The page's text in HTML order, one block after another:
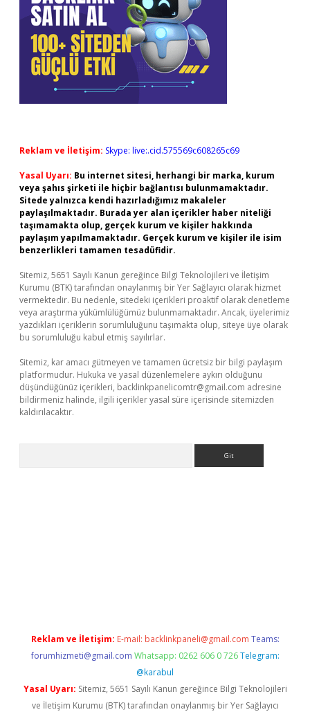
Reklam ve İletişim: Skype: live:.cid.575569c608265c69
Yasal Uyarı: Bu internet sitesi, herhangi bir marka, kurum
veya şahıs şirketi ile hiçbir bağlantısı bulunmamaktadır.
Sitede yalnızca kendi hazırladığımız makaleler
paylaşılmaktadır. Burada yer alan içerikler haber niteliği
taşımamakta olup, gerçek kurum ve kişiler hakkında
paylaşım yapılmamaktadır. Gerçek kurum ve kişiler ile isim
benzerlikleri tamamen tesadüfidir.
Sitemiz, 5651 Sayılı Kanun gereğince Bilgi Teknolojileri ve İletişim
Kurumu (BTK) tarafından onaylanmış bir Yer Sağlayıcı olarak hizmet
vermektedir. Bu nedenle, sitedeki içerikleri proaktif olarak denetleme
veya araştırma yükümlülüğümüz bulunmamaktadır. Ancak, üyelerimiz
yazdıkları içeriklerin sorumluluğunu taşımakta olup, siteye üye olarak
bu sorumluluğu kabul etmiş sayılırlar.
Sitemiz, kar amacı gütmeyen ve tamamen ücretsiz bir bilgi paylaşım
platformudur. Hukuka ve yasal düzenlemelere aykırı olduğunu
düşündüğünüz içerikleri, backlinkpanelicomtr@gmail.com adresine
bildirmeniz halinde, ilgili içerikler yasal süre içerisinde sitemizden
kaldırılacaktır.
Reklam ve İletişim: E-mail: backlinkpaneli@gmail.com Teams:
forumhizmeti@gmail.com Whatsapp: 0262 606 0 726 Telegram:
@karabul
Yasal Uyarı: Sitemiz, 5651 Sayılı Kanun gereğince Bilgi Teknolojileri
ve İletişim Kurumu (BTK) tarafından onaylanmış bir Yer Sağlayıcı